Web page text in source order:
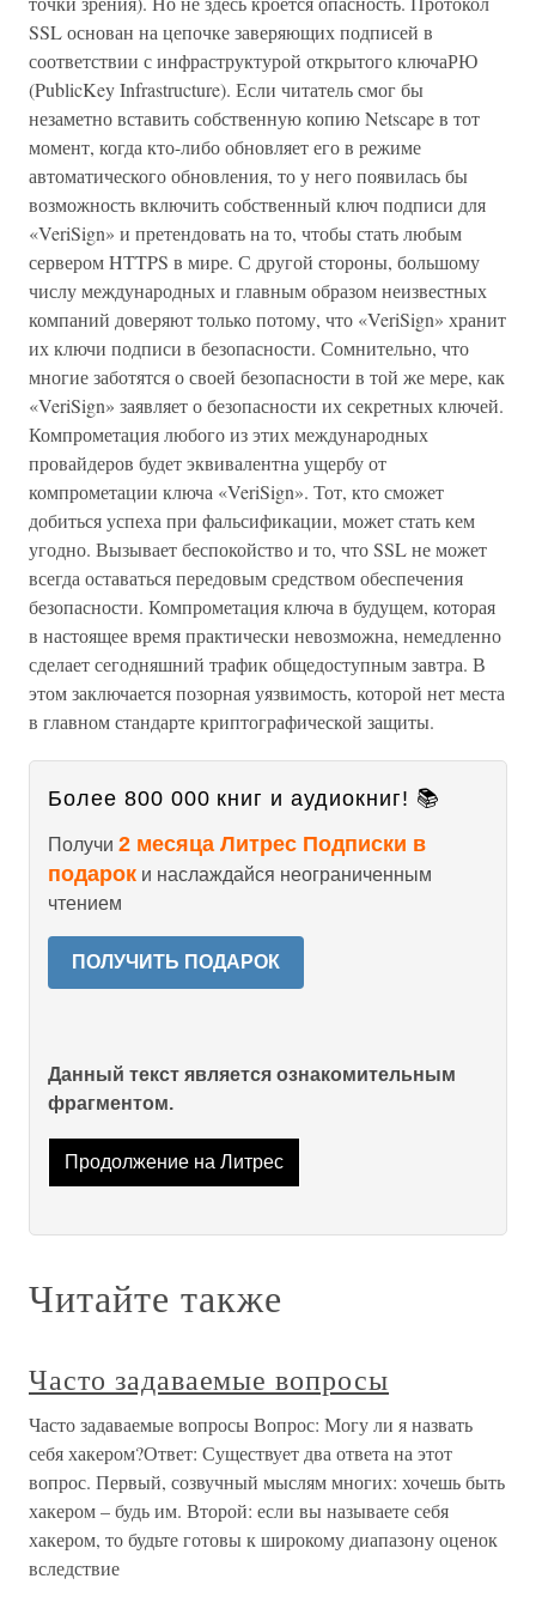
SSL основан на цепочке заверяющих подписей в
соответствии с инфраструктурой открытого ключаРЮ
(PublicKey Infrastructure). Если читатель смог бы
незаметно вставить собственную копию Netscape в тот
момент, когда кто-либо обновляет его в режиме
автоматического обновления, то у него появилась бы
возможность включить собственный ключ подписи для
«VeriSign» и претендовать на то, чтобы стать любым
сервером HTTPS в мире. С другой стороны, большому
числу международных и главным образом неизвестных
компаний доверяют только потому, что «VeriSign» хранит
их ключи подписи в безопасности. Сомнительно, что
многие заботятся о своей безопасности в той же мере, как
«VeriSign» заявляет о безопасности их секретных ключей.
Компрометация любого из этих международных
провайдеров будет эквивалентна ущербу от
компрометации ключа «VeriSign». Тот, кто сможет
добиться успеха при фальсификации, может стать кем
угодно. Вызывает беспокойство и то, что SSL не может
всегда оставаться передовым средством обеспечения
безопасности. Компрометация ключа в будущем, которая
в настоящее время практически невозможна, немедленно
сделает сегодняшний трафик общедоступным завтра. В
этом заключается позорная уязвимость, которой нет места
в главном стандарте криптографической защиты.
Более 800 000 книг и аудиокниг! 📚
Получи 2 месяца Литрес Подписки в
подарок и наслаждайся неограниченным
чтением
ПОЛУЧИТЬ ПОДАРОК
Данный текст является ознакомительным
фрагментом.
Продолжение на Литрес
Читайте также
Часто задаваемые вопросы
Часто задаваемые вопросы Вопрос: Могу ли я назвать
себя хакером?Ответ: Существует два ответа на этот
вопрос. Первый, созвучный мыслям многих: хочешь быть
хакером – будь им. Второй: если вы называете себя
хакером, то будьте готовы к широкому диапазону оценок
вследствие